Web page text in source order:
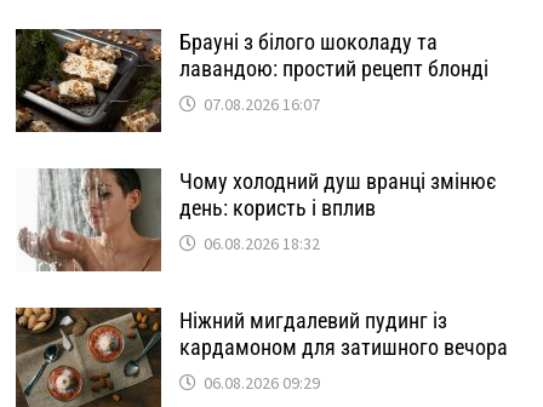
Брауні з білого шоколаду та
лавандою: простий рецепт блонді
07.08.2026 16:07
Чому холодний душ вранці змінює
день: користь і вплив
06.08.2026 18:32
Ніжний мигдалевий пудинг із
кардамоном для затишного вечора
06.08.2026 09:29